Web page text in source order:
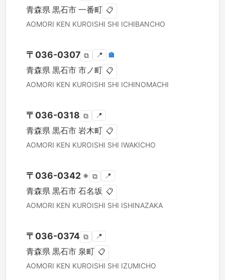
青森県 黒石市 一番町 📋
AOMORI KEN KUROISHI SHI ICHIBANCHO
〒 036-0307 ⧉ 📍 🏣
青森県 黒石市 市ノ町 📋
AOMORI KEN KUROISHI SHI ICHINOMACHI
〒 036-0318 ⧉ 📍
青森県 黒石市 岩木町 📋
AOMORI KEN KUROISHI SHI IWAKICHO
〒 036-0342 ※ ⧉ 📍
青森県 黒石市 石名坂 📋
AOMORI KEN KUROISHI SHI ISHINAZAKA
〒 036-0374 ⧉ 📍
青森県 黒石市 泉町 📋
AOMORI KEN KUROISHI SHI IZUMICHO